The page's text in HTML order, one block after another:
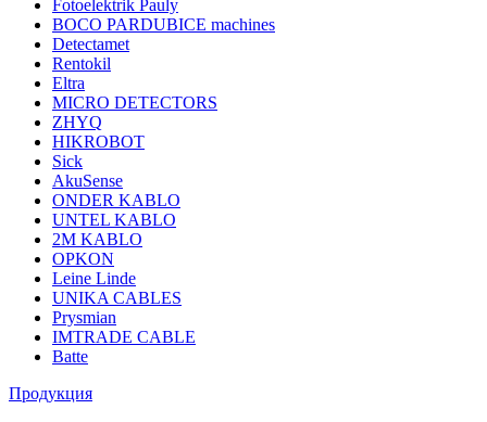
Fotoelektrik Pauly
BOCO PARDUBICE machines
Detectamet
Rentokil
Eltra
MICRO DETECTORS
ZHYQ
HIKROBOT
Sick
AkuSense
ONDER KABLO
UNTEL KABLO
2M KABLO
OPKON
Leine Linde
UNIKA CABLES
Prysmian
IMTRADE CABLE
Batte
Продукция